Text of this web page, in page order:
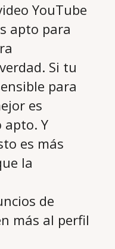
YouTube
apto para
Si tu
para
es
apto. Y
es más
la
de
más al perfil